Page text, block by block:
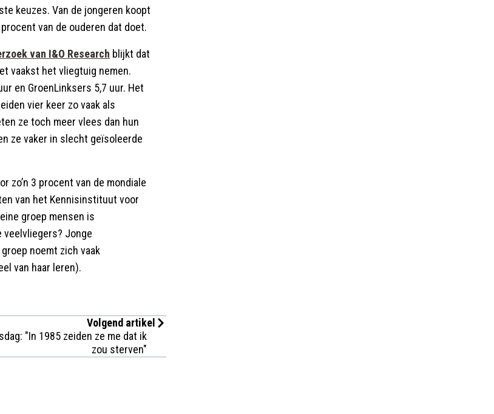
keuzes. Van de jongeren koopt
van de ouderen dat doet.
van I&O Research blijkt dat
vaakst het vliegtuig nemen.
en GroenLinksers 5,7 uur. Het
vier keer zo vaak als
ze toch meer vlees dan hun
ze vaker in slecht geïsoleerde
zo’n 3 procent van de mondiale
van het Kennisinstituut voor
groep mensen is
veelvliegers? Jonge
noemt zich vaak
van haar leren).
Volgend artikel
"In 1985 zeiden ze me dat ik
zou sterven"